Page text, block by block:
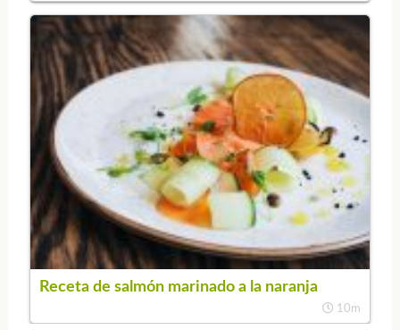
Receta de salmón marinado a la naranja
10m